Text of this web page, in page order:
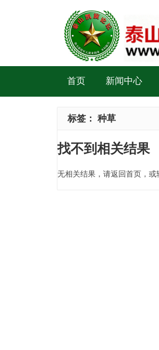
首页 新闻中心
标签： 种草
找不到相关结果
无相关结果，请返回首页，或